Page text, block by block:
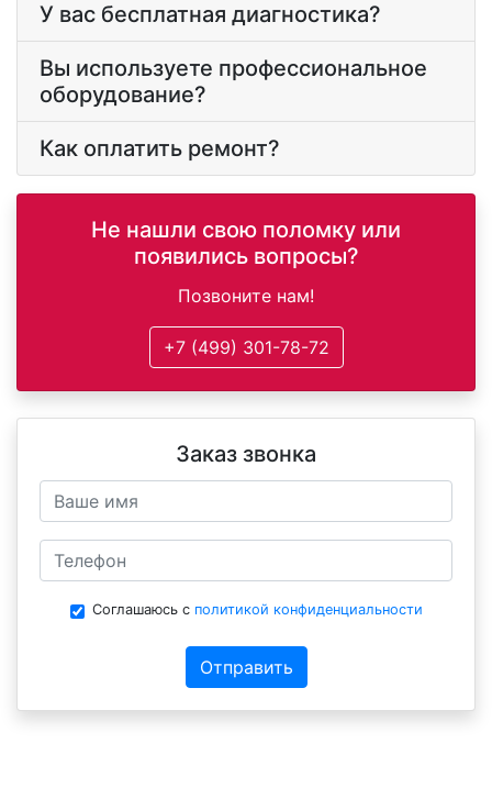
У вас бесплатная диагностика?
Вы используете профессиональное
оборудование?
Как оплатить ремонт?
Не нашли свою поломку или
появились вопросы?
Позвоните нам!
+7 (499) 301-78-72
Заказ звонка
Соглашаюсь с политикой конфиденциальности
Отправить